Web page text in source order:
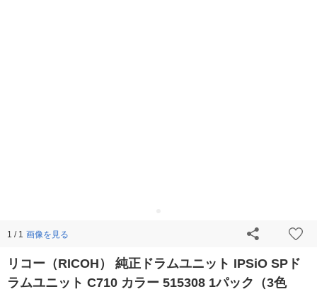
1 / 1 画像を見る
リコー（RICOH） 純正ドラムユニット IPSiO SPド
ラムユニット C710 カラー 515308 1パック（3色